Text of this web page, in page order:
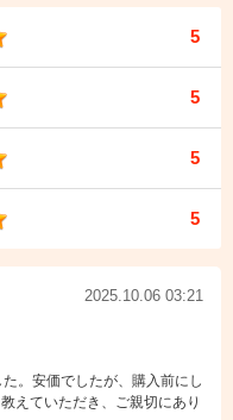
5
5
5
5
2025.10.06 03:21
。安価でしたが、購入前にし
えていただき、ご親切にあり